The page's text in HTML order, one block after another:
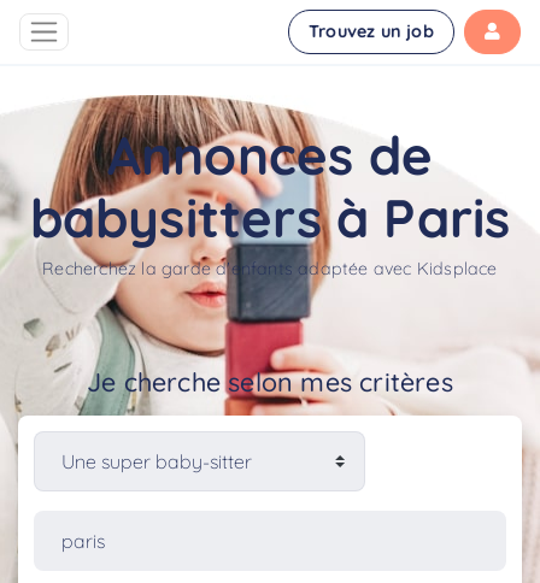
Trouvez un job
Annonces de
babysitters à Paris
Recherchez la garde d'enfants adaptée avec Kidsplace
Je cherche selon mes critères